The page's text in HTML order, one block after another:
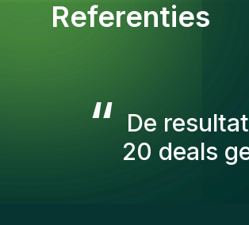
Referenties
“ De